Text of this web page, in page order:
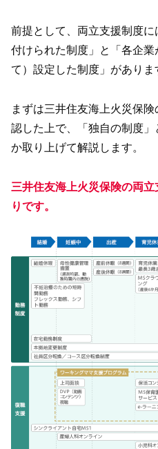
前提として、両立支援制度
付けられた制度」と「各企
て）設定した制度」がありま
まずは三井住友海上火災保
認した上で、「独自の制度
か取り上げて解説します。
三井住友海上火災保険の両
りです。